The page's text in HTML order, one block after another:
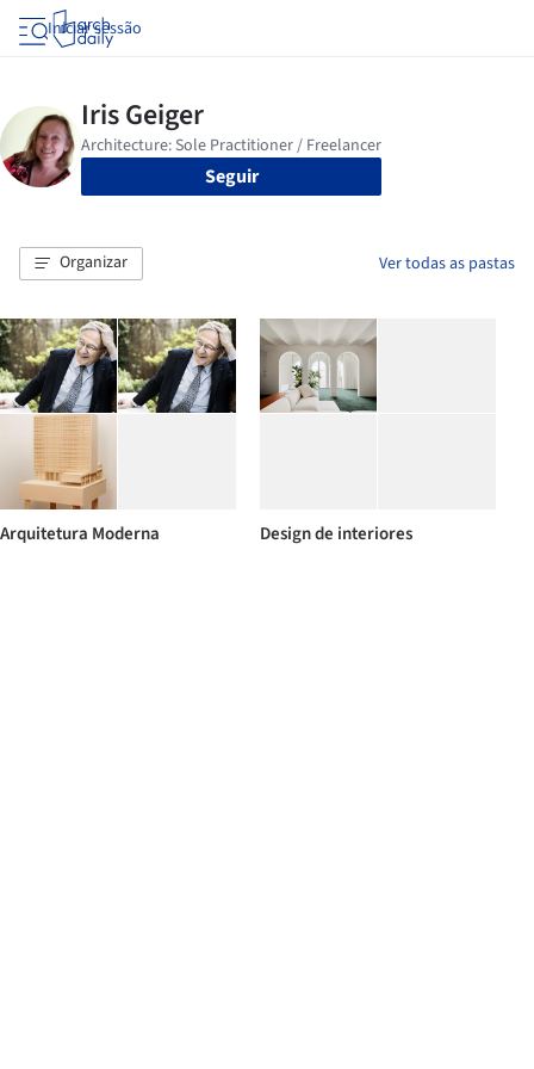
Iniciar sessão
Seguir
Organizar Ver todas as pastas
Arquitetura Moderna Design de interiores